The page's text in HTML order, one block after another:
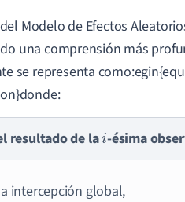
Modelo de Efectos
una comprensión más
se representa
resultado de lai-ésima
intercepción global,